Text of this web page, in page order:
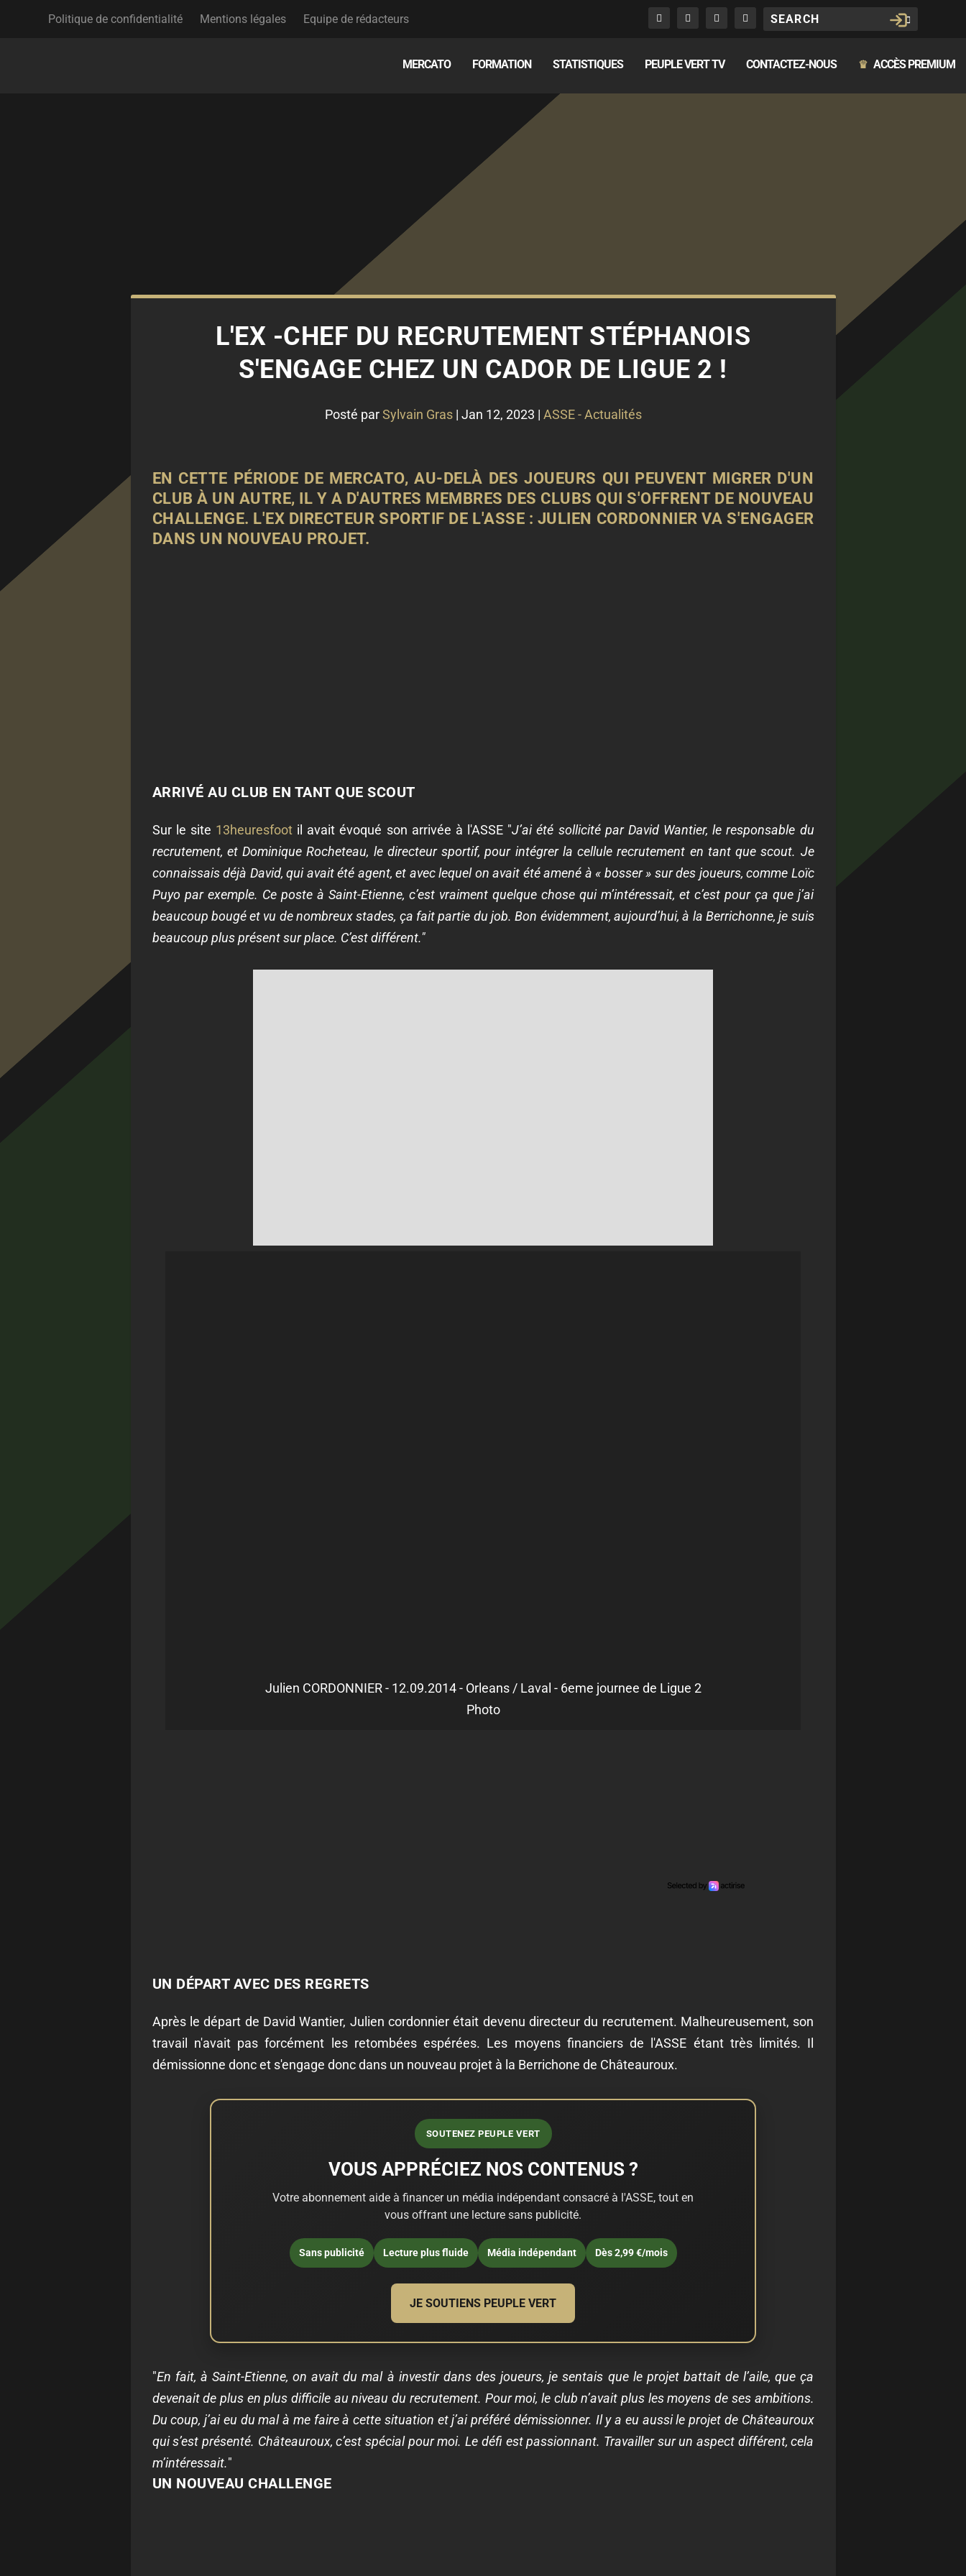
Politique de confidentialité Mentions légales Equipe de rédacteurs
MERCATO FORMATION STATISTIQUES PEUPLE VERT TV CONTACTEZ-NOUS ♛ ACCÈS PREMIUM
L'EX -CHEF DU RECRUTEMENT STÉPHANOIS
S'ENGAGE CHEZ UN CADOR DE LIGUE 2 !
Posté parSylvain Gras| Jan 12, 2023 | ASSE - Actualités
EN CETTE PÉRIODE DE MERCATO, AU-DELÀ DES JOUEURS QUI PEUVENT MIGRER D'UN
CLUB À UN AUTRE, IL Y A D'AUTRES MEMBRES DES CLUBS QUI S'OFFRENT DE NOUVEAU
CHALLENGE. L'EX DIRECTEUR SPORTIF DE L'ASSE : JULIEN CORDONNIER VA S'ENGAGER
DANS UN NOUVEAU PROJET.
ARRIVÉ AU CLUB EN TANT QUE SCOUT
Sur le site 13heuresfootil avait évoqué son arrivée à l'ASSE "J’ai été sollicité par David Wantier, le responsable du
recrutement, et Dominique Rocheteau, le directeur sportif, pour intégrer la cellule recrutement en tant que scout. Je
connaissais déjà David, qui avait été agent, et avec lequel on avait été amené à « bosser » sur des joueurs, comme Loïc
Puyo par exemple. Ce poste à Saint-Etienne, c’est vraiment quelque chose qui m’intéressait, et c’est pour ça que j’ai
beaucoup bougé et vu de nombreux stades, ça fait partie du job. Bon évidemment, aujourd’hui, à la Berrichonne, je suis
beaucoup plus présent sur place. C’est différent."
Julien CORDONNIER - 12.09.2014 - Orleans / Laval - 6eme journee de Ligue 2
Photo
UN DÉPART AVEC DES REGRETS
Après le départ de David Wantier, Julien cordonnier était devenu directeur du recrutement. Malheureusement, son
travail n'avait pas forcément les retombées espérées. Les moyens financiers de l'ASSE étant très limités. Il
démissionne donc et s'engage donc dans un nouveau projet à la Berrichone de Châteauroux.
SOUTENEZ PEUPLE VERT
VOUS APPRÉCIEZ NOS CONTENUS ?
Votre abonnement aide à financer un média indépendant consacré à l'ASSE, tout en
vous offrant une lecture sans publicité.
Sans publicité Lecture plus fluide Média indépendant Dès 2,99 €/mois
JE SOUTIENS PEUPLE VERT
"En fait, à Saint-Etienne, on avait du mal à investir dans des joueurs, je sentais que le projet battait de l’aile, que ça
devenait de plus en plus difficile au niveau du recrutement. Pour moi, le club n’avait plus les moyens de ses ambitions.
Du coup, j’ai eu du mal à me faire à cette situation et j’ai préféré démissionner. Il y a eu aussi le projet de Châteauroux
qui s’est présenté. Châteauroux, c’est spécial pour moi. Le défi est passionnant. Travailler sur un aspect différent, cela
m’intéressait."
UN NOUVEAU CHALLENGE